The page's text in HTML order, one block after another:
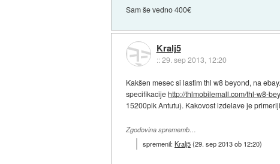
Sam še vedno 400€
Kralj5
::29. sep 2013, 12:20
Kakšen mesec si lastim thl w8 beyond, na
specifikacijehttp://thlmobilemall.com/thl-w8-
15200pik Antutu). Kakovost izdelave je
Zgodovina sprememb…
spremenil:Kralj5(29. sep 2013 ob 12:20)